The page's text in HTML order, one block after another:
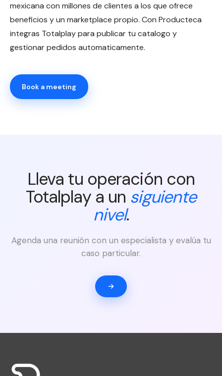
mexicana con millones de clientes a los que ofrece
beneficios y un marketplace propio. Con Producteca
integras Totalplay para publicar tu catalogo y
gestionar pedidos automaticamente.
Book a meeting
Lleva tu operación con
Totalplay a un siguiente
nivel.
Agenda una reunión con un especialista y evalúa tu
caso particular.